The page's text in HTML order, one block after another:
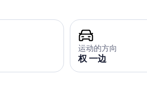
运动的方向
权 一边